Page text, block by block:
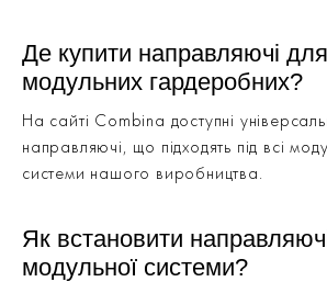
Де купити направляючі для
модульних гардеробних?
На сайті Combina доступні
направляючі, що підходять під всі
системи нашого виробництва.
Як встановити
модульної системи?